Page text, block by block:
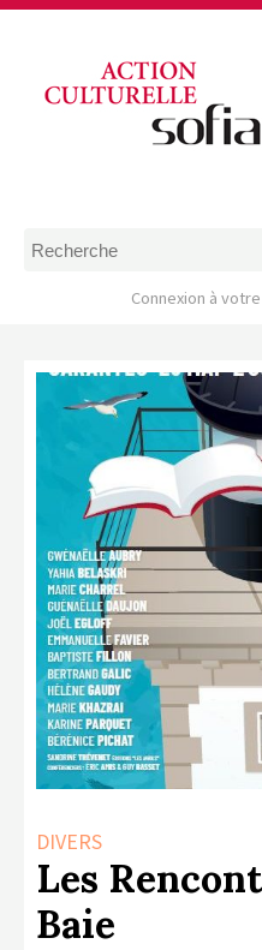
Connexion à
DIVERS
Les
Baie